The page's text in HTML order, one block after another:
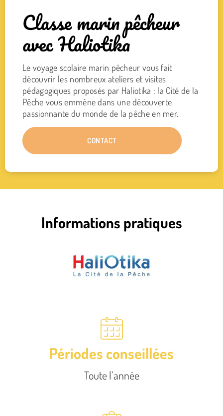
Classe marin pêcheur
avec Haliotika
Le voyage scolaire marin pêcheur vous fait
découvrir les nombreux ateliers et visites
pédagogiques proposés par Haliotika : la Cité de la
Pêche vous emmène dans une découverte
passionnante du monde de la pêche en mer.
CONTACT
Informations pratiques
Périodes conseillées
Toute l’année